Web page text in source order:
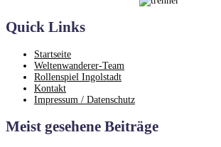
Quick Links
Startseite
Weltenwanderer-Team
Rollenspiel Ingolstadt
Kontakt
Impressum / Datenschutz
Meist gesehene Beiträge